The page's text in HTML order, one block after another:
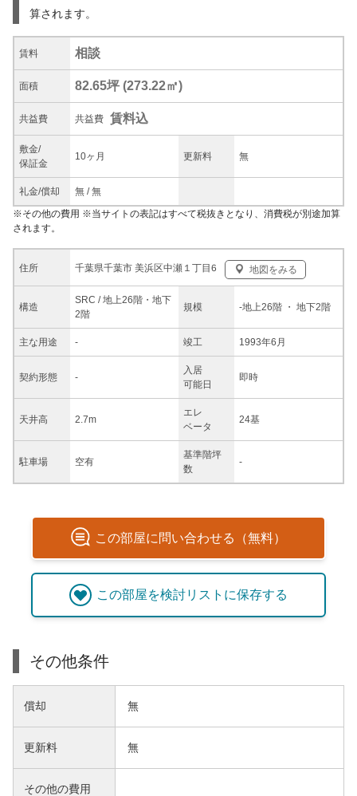
算されます。
賃料 相談
面積 82.65坪 (273.22㎡)
共益費 共益費 賃料込
敷金/
保証金
10ヶ月 更新料 無
礼金/償却 無 /無
住所 千葉県千葉市 美浜区中瀬１丁目6 地図をみる
構造
SRC / 地上26階・地下
2階
規模 -地上26階 ・ 地下2階
主な用途 - 竣工 1993年6月
契約形態 -
入居
可能日
即時
天井高 2.7m
エレ
ベータ
24基
駐車場 空有
基準階坪
数
-
※その他の費用 ※当サイトの表記はすべて税抜きとなり、消費税が別途加算
されます。
この部屋に問い合わせる（無料）
この部屋を検討リストに保存する
その他条件
償却 無
更新料 無
その他の費用